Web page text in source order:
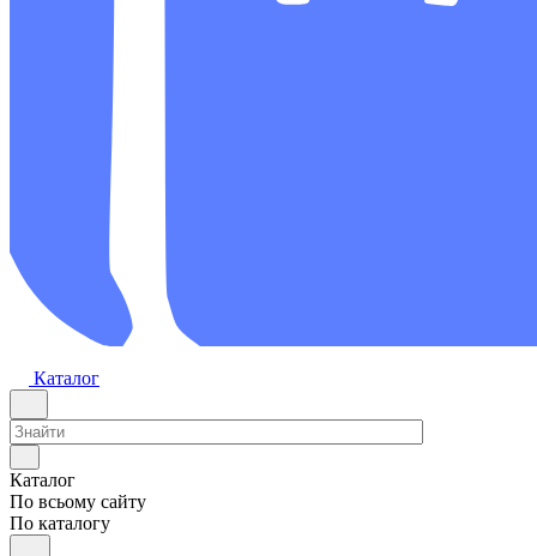
Каталог
Каталог
По всьому сайту
По каталогу